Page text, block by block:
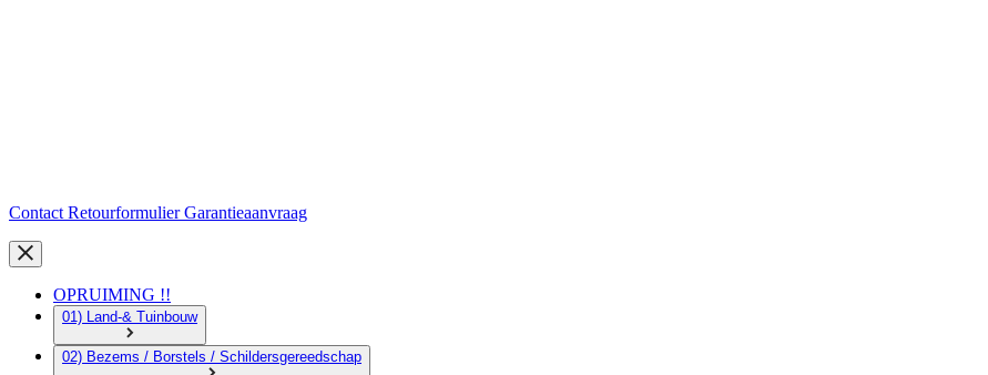
Contact RetourformulierGarantieaanvraag
OPRUIMING !!
01) Land-& Tuinbouw
02) Bezems / Borstels / Schildersgereedschap